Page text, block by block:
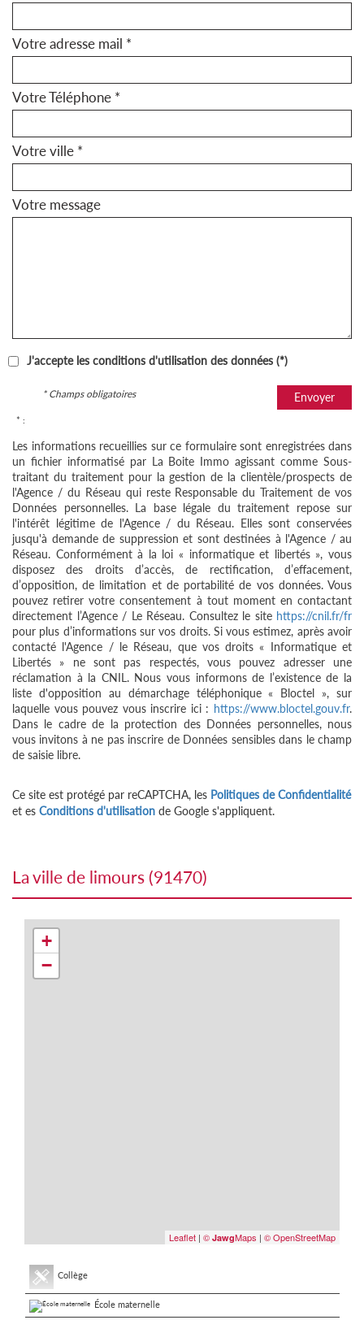
Votre adresse mail *
Votre Téléphone *
Votre ville *
Votre message
J'accepte les conditions d'utilisation des données (*)
Envoyer
* Champs obligatoires
* :
Les informations recueillies sur ce formulaire sont enregistrées dans
un fichier informatisé par La Boite Immo agissant comme Sous-
traitant du traitement pour la gestion de la clientèle/prospects de
l'Agence / du Réseau qui reste Responsable du Traitement de vos
Données personnelles. La base légale du traitement repose sur
l'intérêt légitime de l'Agence / du Réseau. Elles sont conservées
jusqu'à demande de suppression et sont destinées à l'Agence / au
Réseau. Conformément à la loi « informatique et libertés », vous
disposez des droits d’accès, de rectification, d’effacement,
d’opposition, de limitation et de portabilité de vos données. Vous
pouvez retirer votre consentement à tout moment en contactant
directement l’Agence / Le Réseau. Consultez le site https://cnil.fr/fr
pour plus d’informations sur vos droits. Si vous estimez, après avoir
contacté l'Agence / le Réseau, que vos droits « Informatique et
Libertés » ne sont pas respectés, vous pouvez adresser une
réclamation à la CNIL. Nous vous informons de l’existence de la
liste d'opposition au démarchage téléphonique « Bloctel », sur
laquelle vous pouvez vous inscrire ici : https://www.bloctel.gouv.fr.
Dans le cadre de la protection des Données personnelles, nous
vous invitons à ne pas inscrire de Données sensibles dans le champ
de saisie libre.
Ce site est protégé par reCAPTCHA, les Politiques de Confidentialité
et es Conditions d'utilisation de Google s'appliquent.
la ville de limours (91470)
+
−
Leaflet | © JawgMaps | © OpenStreetMap
Collège
École maternelle